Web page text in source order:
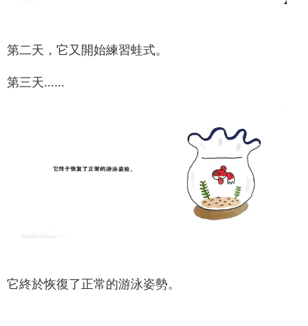
第二天，它又開始練習蛙式。
第三天……
它終於恢復了正常的游泳姿勢。